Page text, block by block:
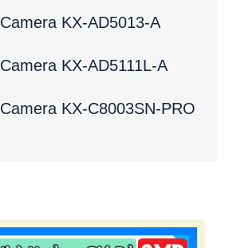
Camera KX-AD5013-A
Camera KX-AD5111L-A
Camera KX-C8003SN-PRO